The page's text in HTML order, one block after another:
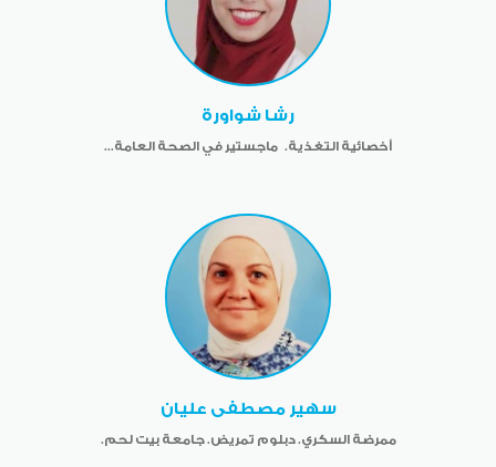
رشا شواورة
أخصائية التغذية. ماجستير في الصحة العامة...
سهير مصطفى عليان
ممرضة السكري. دبلوم تمريض. جامعة بيت لحم.